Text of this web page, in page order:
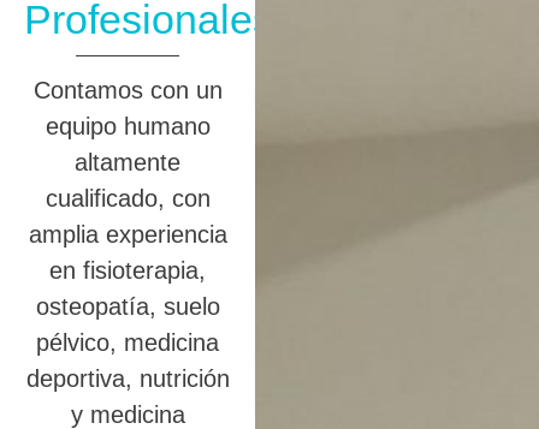
Profesionales
Contamos con un
equipo humano
altamente
cualificado, con
amplia experiencia
en fisioterapia,
osteopatía, suelo
pélvico, medicina
deportiva, nutrición
y medicina